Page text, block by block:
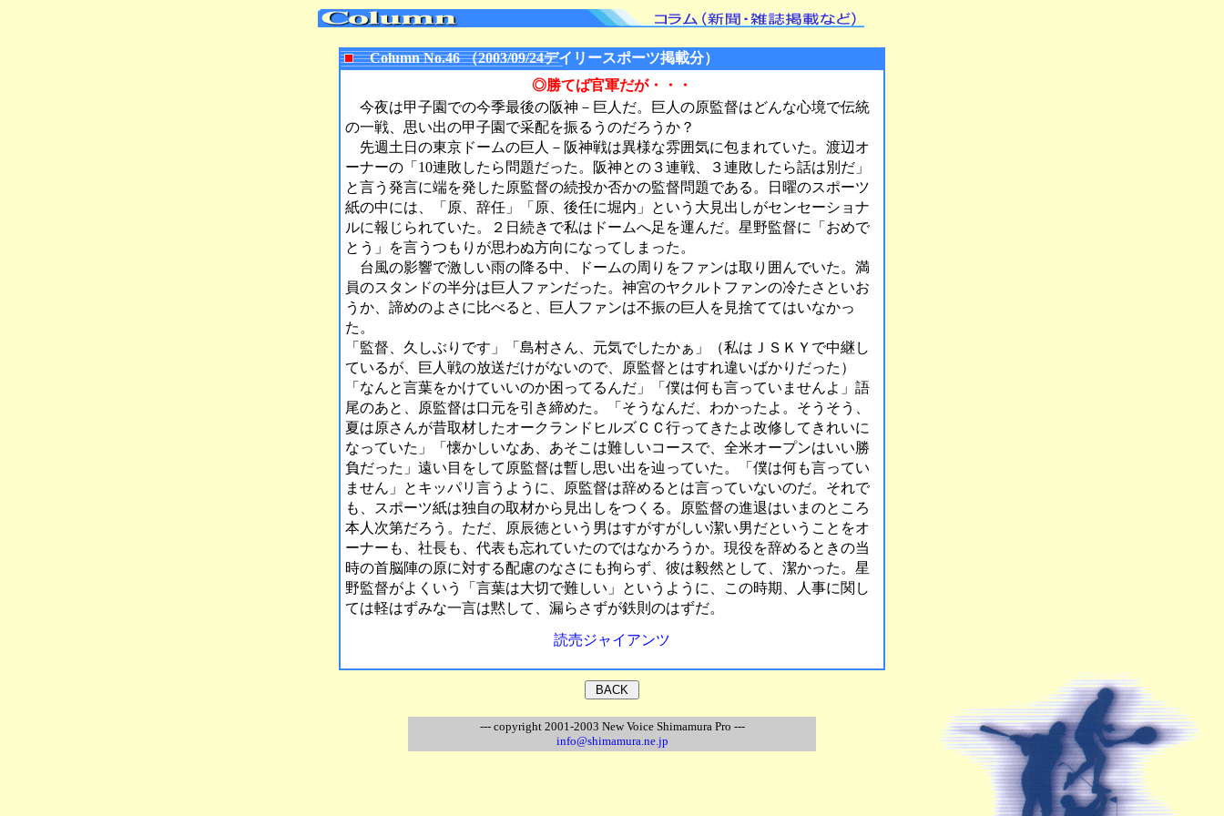
Column No.46 （2003/09/24デイリースポーツ掲載分）
◎勝てば官軍だが・・・
今夜は甲子園での今季最後の阪神－巨人だ。巨人の原監督はどんな心境で伝統
の一戦、思い出の甲子園で采配を振るうのだろうか？
先週土日の東京ドームの巨人－阪神戦は異様な雰囲気に包まれていた。渡辺オ
ーナーの「10連敗したら問題だった。阪神との３連戦、３連敗したら話は別だ」
と言う発言に端を発した原監督の続投か否かの監督問題である。日曜のスポーツ
紙の中には、「原、辞任」「原、後任に堀内」という大見出しがセンセーショナ
ルに報じられていた。２日続きで私はドームへ足を運んだ。星野監督に「おめで
とう」を言うつもりが思わぬ方向になってしまった。
台風の影響で激しい雨の降る中、ドームの周りをファンは取り囲んでいた。満
員のスタンドの半分は巨人ファンだった。神宮のヤクルトファンの冷たさといお
うか、諦めのよさに比べると、巨人ファンは不振の巨人を見捨ててはいなかっ
た。
「監督、久しぶりです」「島村さん、元気でしたかぁ」（私はＪＳＫＹで中継し
ているが、巨人戦の放送だけがないので、原監督とはすれ違いばかりだった）
「なんと言葉をかけていいのか困ってるんだ」「僕は何も言っていませんよ」語
尾のあと、原監督は口元を引き締めた。「そうなんだ、わかったよ。そうそう、
夏は原さんが昔取材したオークランドヒルズＣＣ行ってきたよ改修してきれいに
なっていた」「懐かしいなあ、あそこは難しいコースで、全米オープンはいい勝
負だった」遠い目をして原監督は暫し思い出を辿っていた。「僕は何も言ってい
ません」とキッパリ言うように、原監督は辞めるとは言っていないのだ。それで
も、スポーツ紙は独自の取材から見出しをつくる。原監督の進退はいまのところ
本人次第だろう。ただ、原辰徳という男はすがすがしい潔い男だということをオ
ーナーも、社長も、代表も忘れていたのではなかろうか。現役を辞めるときの当
時の首脳陣の原に対する配慮のなさにも拘らず、彼は毅然として、潔かった。星
野監督がよくいう「言葉は大切で難しい」というように、この時期、人事に関し
ては軽はずみな一言は黙して、漏らさずが鉄則のはずだ。
読売ジャイアンツ
--- copyright 2001-2003 New Voice Shimamura Pro ---
info@shimamura.ne.jp